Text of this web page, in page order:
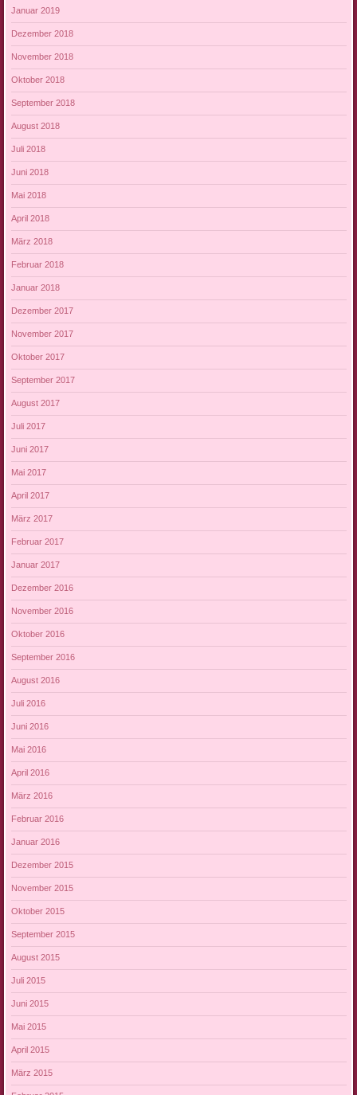
Januar 2019
Dezember 2018
November 2018
Oktober 2018
September 2018
August 2018
Juli 2018
Juni 2018
Mai 2018
April 2018
März 2018
Februar 2018
Januar 2018
Dezember 2017
November 2017
Oktober 2017
September 2017
August 2017
Juli 2017
Juni 2017
Mai 2017
April 2017
März 2017
Februar 2017
Januar 2017
Dezember 2016
November 2016
Oktober 2016
September 2016
August 2016
Juli 2016
Juni 2016
Mai 2016
April 2016
März 2016
Februar 2016
Januar 2016
Dezember 2015
November 2015
Oktober 2015
September 2015
August 2015
Juli 2015
Juni 2015
Mai 2015
April 2015
März 2015